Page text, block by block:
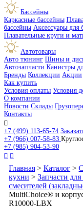
Бассейны
Каркасные бассейны
бассейны Аксессуары для
Плавательные круги и
Автотовары
Авто тюнинг Шины и
Автозапчасти Канистры
Бренды Коллекции Акции
Как купить
Условия оплаты Условия
О компании
Новости Склады
Контакты

+7 (499) 113-65-74
+7 (966) 007-58-83
+7 (985) 904-53-90
 
Главная > Каталог >
кухни > Запчасти для
смесителей
MultiChoice® и
R10000-LBX